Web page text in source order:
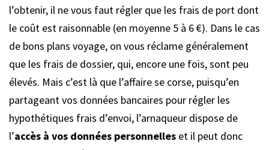
l’obtenir, il ne vous faut régler que les frais de port dont
le coût est raisonnable (en moyenne 5 à 6 €). Dans le cas
de bons plans voyage, on vous réclame généralement
que les frais de dossier, qui, encore une fois, sont peu
élevés. Mais c’est là que l’affaire se corse, puisqu’en
partageant vos données bancaires pour régler les
hypothétiques frais d’envoi, l’arnaqueur dispose de
l’accès à vos données personnelles et il peut donc